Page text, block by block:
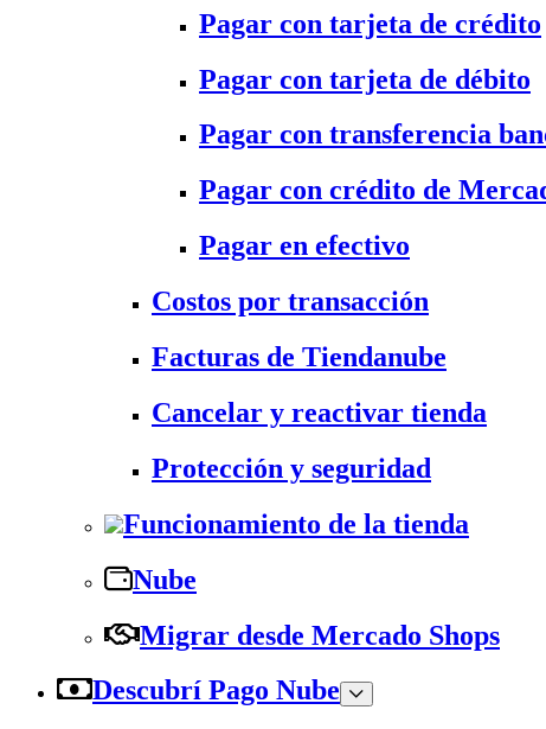
Pagar con tarjeta de crédito
Pagar con tarjeta de débito
Pagar con transferencia
Pagar con crédito de
Pagar en efectivo
Costos por transacción
Facturas de Tiendanube
Cancelar y reactivar tienda
Protección y seguridad
Funcionamiento de la tienda
Nube
Migrar desde Mercado Shops
Descubrí Pago Nube